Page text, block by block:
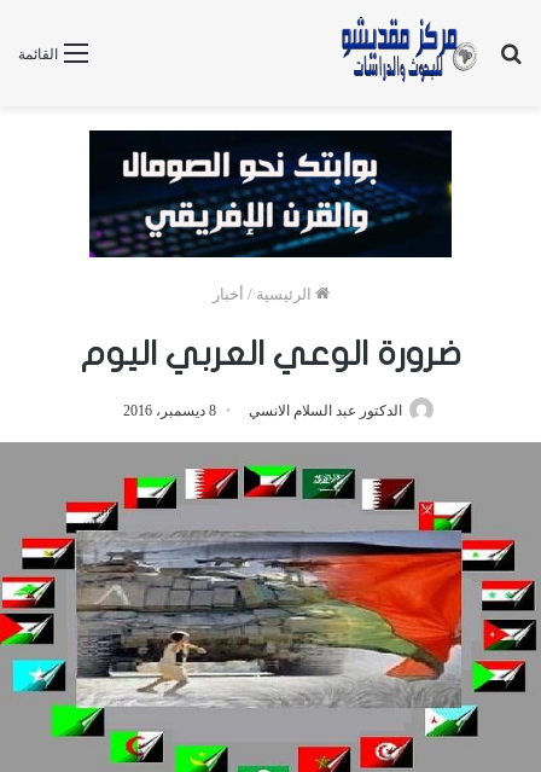
القائمة
بحث
الرئيسية / أخبار
ضرورة الوعي العربي اليوم
الدكتور عبد السلام الانسي 8 ديسمبر، 2016